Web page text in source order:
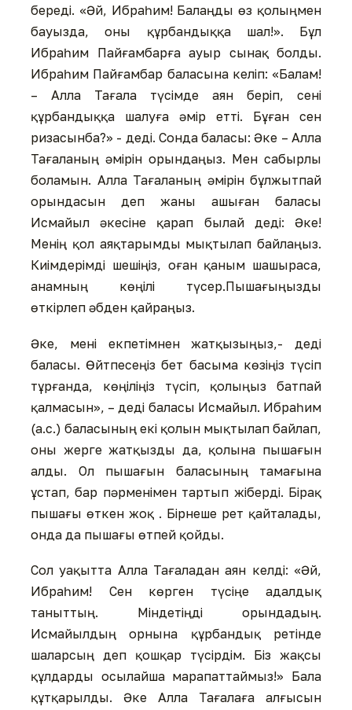
береді. «Әй, Ибраһим! Балаңды өз қолыңмен
бауызда, оны құрбандыққа шал!». Бұл
Ибраһим Пайғамбарға ауыр сынақ болды.
Ибраһим Пайғамбар баласына келіп: «Балам!
– Алла Тағала түсімде аян беріп, сені
құрбандыққа шалуға әмір етті. Бұған сен
ризасынба?» - деді. Сонда баласы: Әке – Алла
Тағаланың әмірін орындаңыз. Мен сабырлы
боламын. Алла Тағаланың әмірін бұлжытпай
орындасын деп жаны ашыған баласы
Исмайыл әкесіне қарап былай деді: Әке!
Менің қол аяқтарымды мықтылап байлаңыз.
Киімдерімді шешіңіз, оған қаным шашыраса,
анамның көңілі түсер.Пышағыңызды
өткірлеп әбден қайраңыз.
Әке, мені екпетімнен жатқызыңыз,- деді
баласы. Өйтпесеңіз бет басыма көзіңіз түсіп
тұрғанда, көңіліңіз түсіп, қолыңыз батпай
қалмасын», – деді баласы Исмайыл. Ибраһим
(а.с.) баласының екі қолын мықтылап байлап,
оны жерге жатқызды да, қолына пышағын
алды. Ол пышағын баласының тамағына
ұстап, бар пәрменімен тартып жіберді. Бірақ
пышағы өткен жоқ . Бірнеше рет қайталады,
онда да пышағы өтпей қойды.
Сол уақытта Алла Тағаладан аян келді: «Әй,
Ибраһим! Сен көрген түсіңе адалдық
таныттың. Міндетіңді орындадың.
Исмайылдың орнына құрбандық ретінде
шаларсың деп қошқар түсірдім. Біз жақсы
құлдарды осылайша марапаттаймыз!» Бала
құтқарылды. Әке Алла Тағалаға алғысын